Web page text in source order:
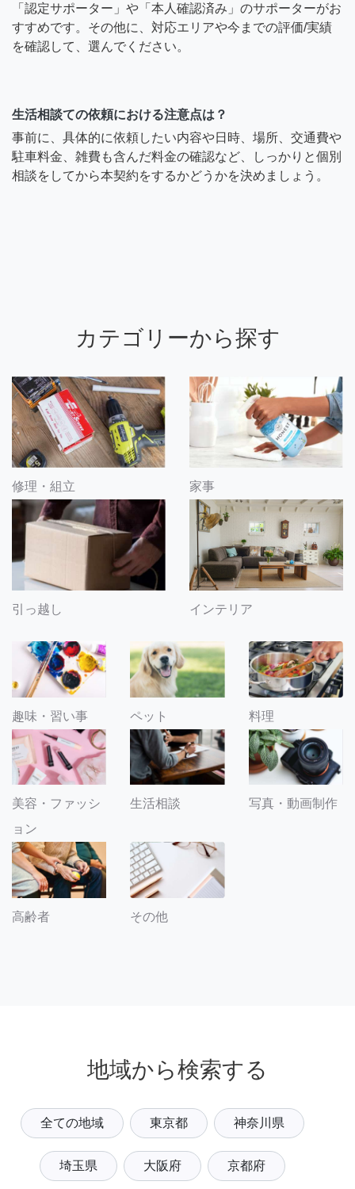
「認定サポーター」や「本人確認済み」のサポーターがお
すすめです。その他に、対応エリアや今までの評価/実績
を確認して、選んでください。
生活相談ての依頼における注意点は？
事前に、具体的に依頼したい内容や日時、場所、交通費や
駐車料金、雑費も含んだ料金の確認など、しっかりと個別
相談をしてから本契約をするかどうかを決めましょう。
カテゴリーから探す
修理・組立 家事
引っ越し インテリア
趣味・習い事 ペット 料理
美容・ファッシ
ョン
生活相談 写真・動画制作
高齢者 その他
地域から検索する
全ての地域 東京都 神奈川県
埼玉県 大阪府 京都府